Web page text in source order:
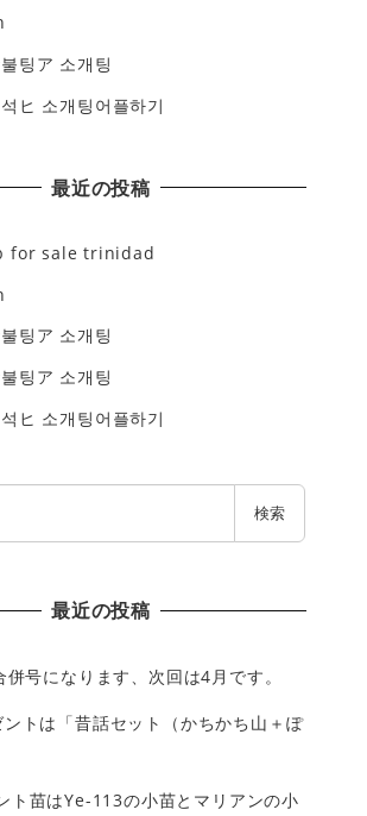
팅ア 소개팅
ヒ 소개팅어플하기
最近の投稿
for sale trinidad
팅ア 소개팅
팅ア 소개팅
ヒ 소개팅어플하기
検索
最近の投稿
号になります、次回は4月です。
トは「昔話セット（かちかち山＋ぽ
ト苗はYe-113の小苗とマリアンの小